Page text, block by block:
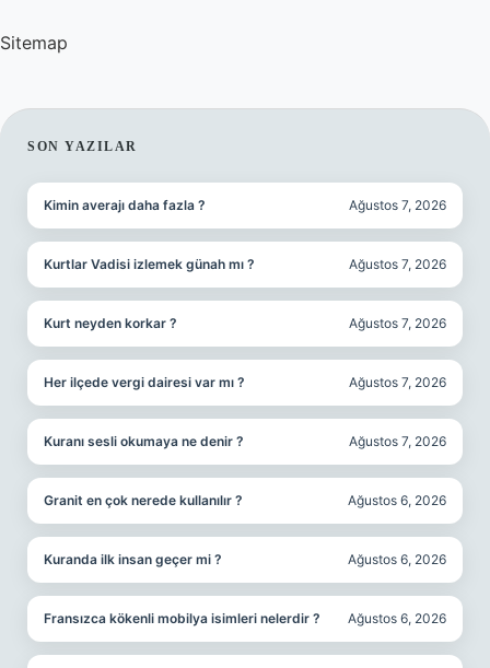
Sitemap
SIDEBAR
SON YAZILAR
Kimin averajı daha fazla ? Ağustos 7, 2026
Kurtlar Vadisi izlemek günah mı ? Ağustos 7, 2026
Kurt neyden korkar ? Ağustos 7, 2026
Her ilçede vergi dairesi var mı ? Ağustos 7, 2026
Kuranı sesli okumaya ne denir ? Ağustos 7, 2026
Granit en çok nerede kullanılır ? Ağustos 6, 2026
Kuranda ilk insan geçer mi ? Ağustos 6, 2026
Fransızca kökenli mobilya isimleri nelerdir ? Ağustos 6, 2026